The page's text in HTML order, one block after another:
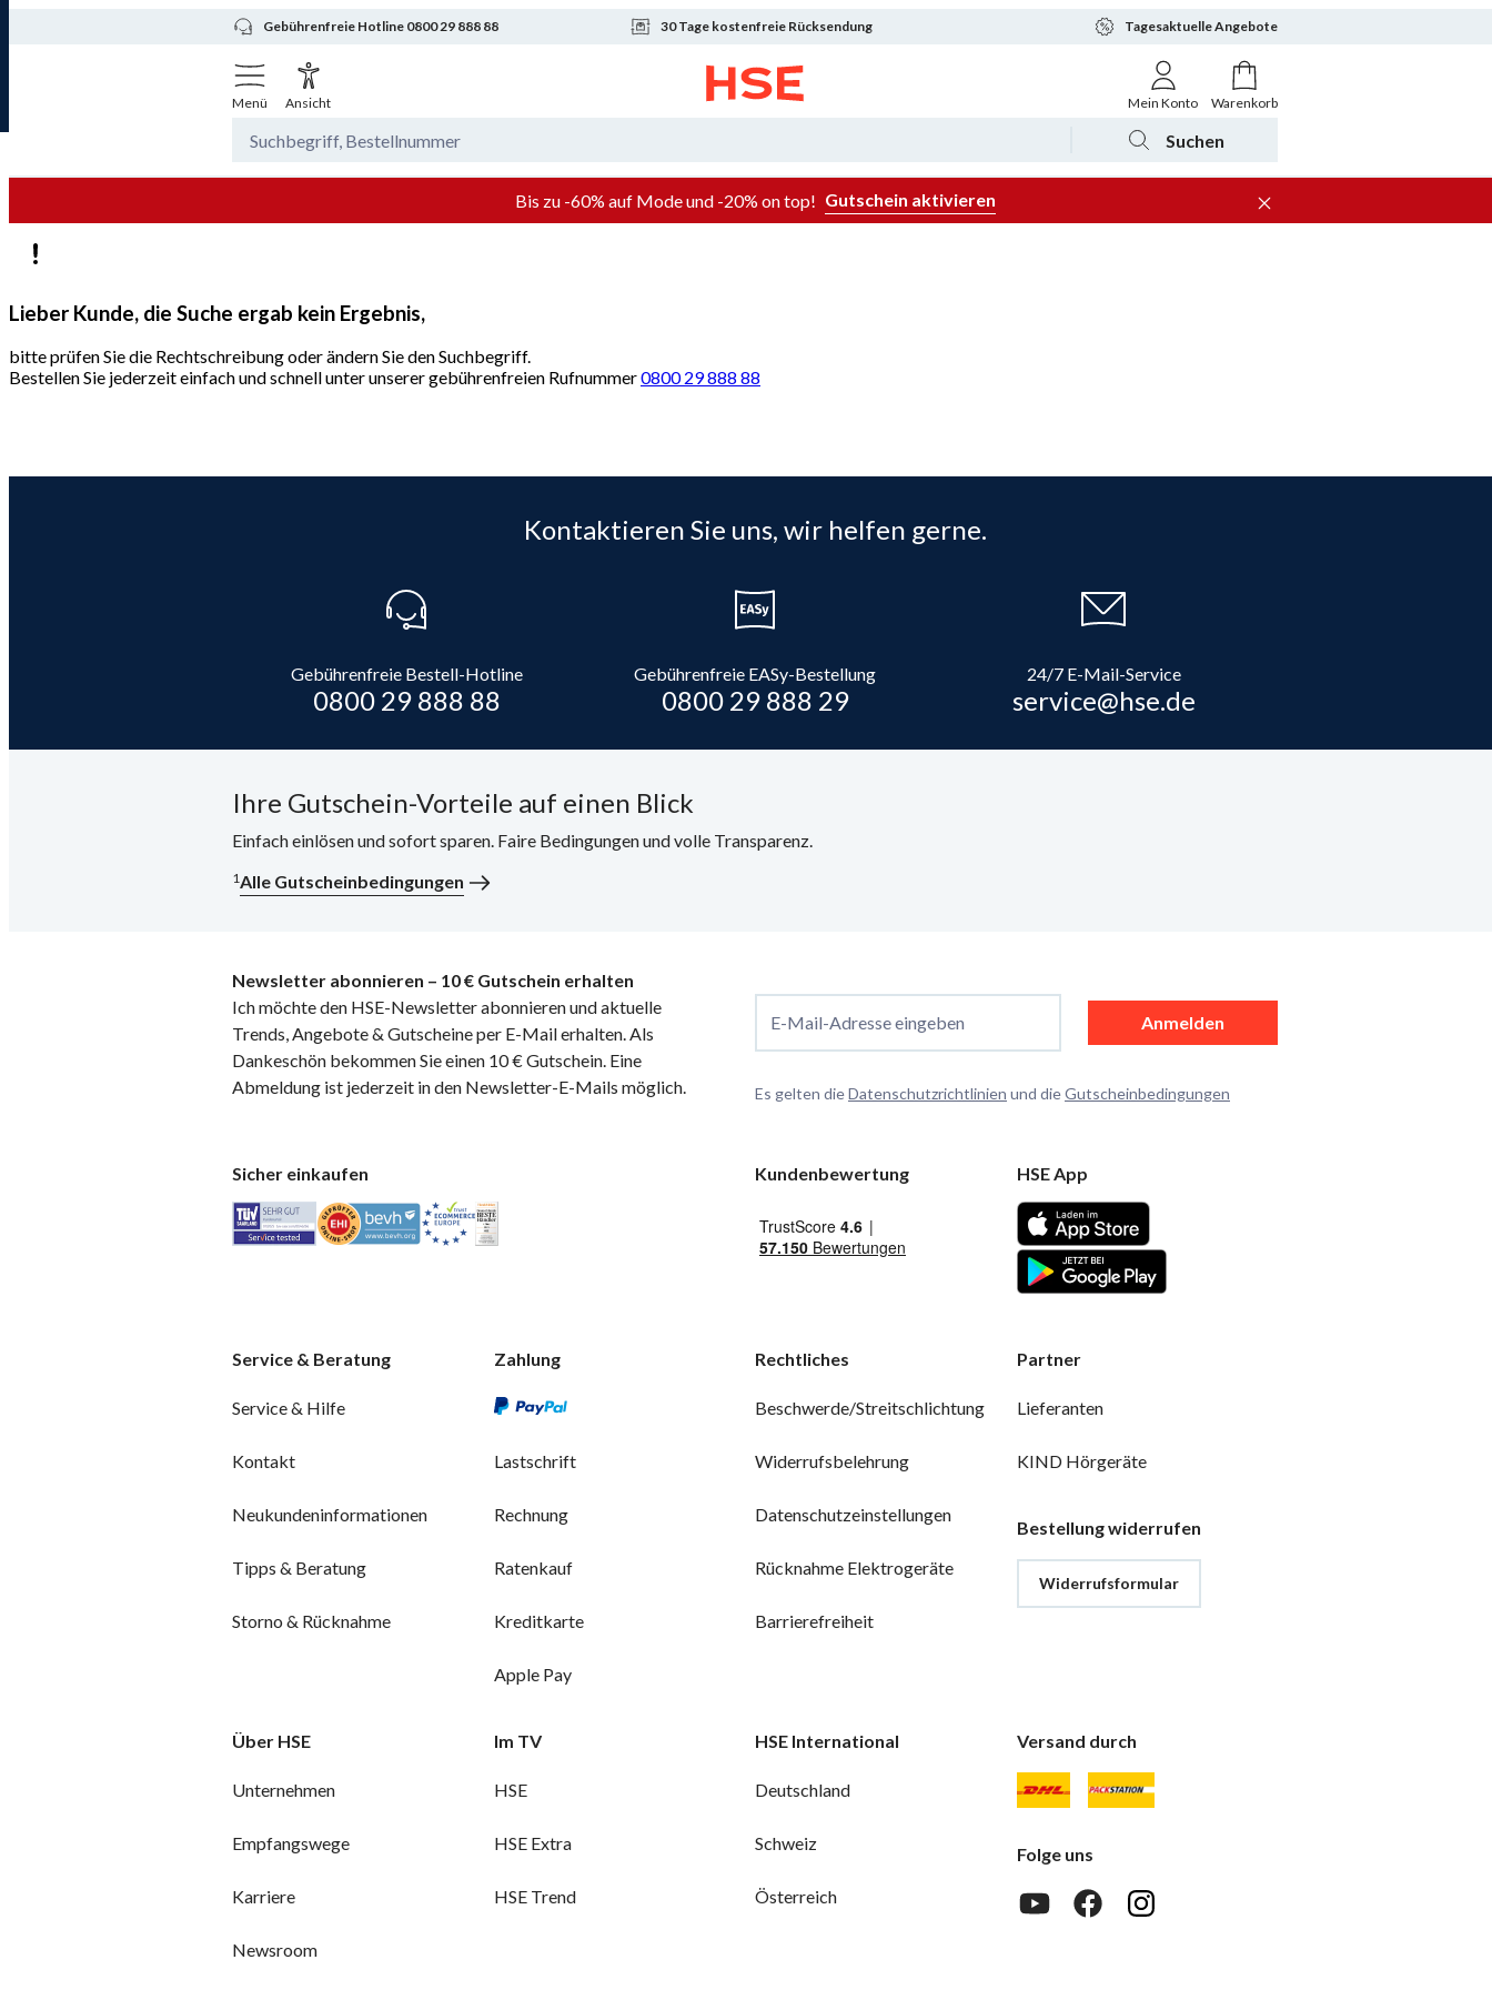
Gebührenfreie Hotline 0800 29 888 88 30 Tage kostenfreie Rücksendung Tagesaktuelle Angebote
Menü Ansicht Mein Konto Warenkorb
Suchen
Bis zu -60% auf Mode und -20% on top! Gutschein aktivieren
Lieber Kunde, die Suche ergab kein Ergebnis,
bitte prüfen Sie die Rechtschreibung oder ändern Sie den Suchbegriff.
Bestellen Sie jederzeit einfach und schnell unter unserer gebührenfreien Rufnummer0800 29 888 88
Kontaktieren Sie uns, wir helfen gerne.
Gebührenfreie Bestell-Hotline
0800 29 888 88
Gebührenfreie EASy-Bestellung
0800 29 888 29
24/7 E-Mail-Service
service@hse.de
Ihre Gutschein-Vorteile auf einen Blick
Einfach einlösen und sofort sparen. Faire Bedingungen und volle Transparenz.
1Alle Gutscheinbedingungen
Newsletter abonnieren – 10 € Gutschein erhalten
Ich möchte den HSE-Newsletter abonnieren und aktuelle
Trends, Angebote & Gutscheine per E-Mail erhalten. Als
Dankeschön bekommen Sie einen 10 € Gutschein. Eine
Abmeldung ist jederzeit in den Newsletter-E-Mails möglich.
E-Mail-Adresse eingeben Anmelden
Es gelten dieDatenschutzrichtlinien und dieGutscheinbedingungen
Sicher einkaufen Kundenbewertung HSE App
Service & Beratung
Service & Hilfe
Kontakt
Neukundeninformationen
Tipps & Beratung
Storno & Rücknahme
Zahlung
Lastschrift
Rechnung
Ratenkauf
Kreditkarte
Apple Pay
Rechtliches
Beschwerde/Streitschlichtung
Widerrufsbelehrung
Datenschutzeinstellungen
Rücknahme Elektrogeräte
Barrierefreiheit
Partner
Lieferanten
KIND Hörgeräte
Bestellung widerrufen
Widerrufsformular
Über HSE
Unternehmen
Empfangswege
Karriere
Newsroom
Im TV
HSE
HSE Extra
HSE Trend
HSE International
Deutschland
Schweiz
Österreich
Versand durch
Folge uns